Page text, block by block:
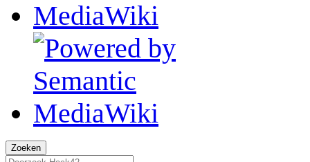
Zoeken